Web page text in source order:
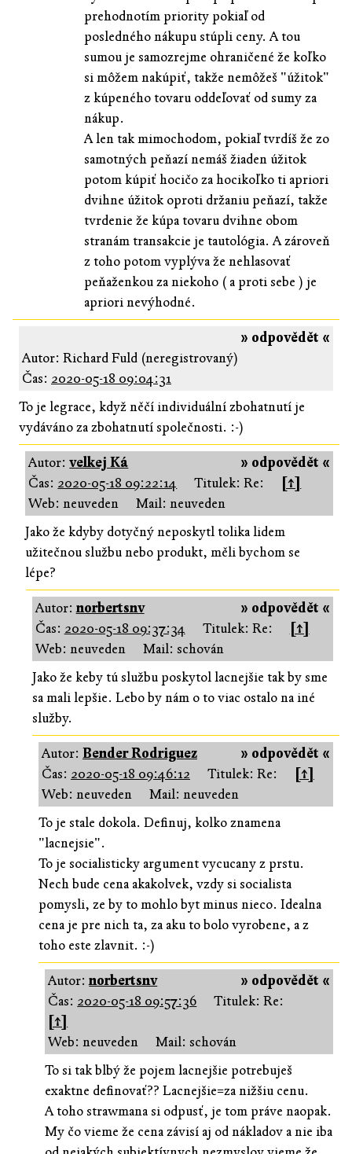
prehodnotím priority pokiaľ od
posledného nákupu stúpli ceny. A tou
sumou je samozrejme ohraničené že koľko
si môžem nakúpiť, takže nemôžeš "úžitok"
z kúpeného tovaru oddeľovať od sumy za
nákup.
A len tak mimochodom, pokiaľ tvrdíš že zo
samotných peňazí nemáš žiaden úžitok
potom kúpiť hocičo za hocikoľko ti apriori
dvihne úžitok oproti držaniu peňazí, takže
tvrdenie že kúpa tovaru dvihne obom
stranám transakcie je tautológia. A zároveň
z toho potom vyplýva že nehlasovať
peňaženkou za niekoho ( a proti sebe ) je
apriori nevýhodné.
» odpovědět «
Autor: Richard Fuld (neregistrovaný)
Čas: 2020-05-18 09:04:31
To je legrace, když něčí individuální zbohatnutí je
vydáváno za zbohatnutí společnosti. :-)
» odpovědět «
Autor:velkej Ká
Čas: 2020-05-18 09:22:14 Titulek: Re:
[↑]
Web: neuveden
Mail: neuveden
Jako že kdyby dotyčný neposkytl tolika lidem
užitečnou službu nebo produkt, měli bychom se
lépe?
» odpovědět «
Autor:norbertsnv
Čas: 2020-05-18 09:37:34 Titulek: Re:
[↑]
Web: neuveden
Mail: schován
Jako že keby tú službu poskytol lacnejšie tak by sme
sa mali lepšie. Lebo by nám o to viac ostalo na iné
služby.
» odpovědět «
Autor: Bender Rodriguez
Čas: 2020-05-18 09:46:12 Titulek: Re:
[↑]
Web: neuveden
Mail: neuveden
To je stale dokola. Definuj, kolko znamena
"lacnejsie".
To je socialisticky argument vycucany z prstu.
Nech bude cena akakolvek, vzdy si socialista
pomysli, ze by to mohlo byt minus nieco. Idealna
cena je pre nich ta, za aku to bolo vyrobene, a z
toho este zlavnit. :-)
» odpovědět «
Autor:norbertsnv
Čas: 2020-05-18 09:57:36
Titulek: Re:
[↑]
Web: neuveden
Mail: schován
To si tak blbý že pojem lacnejšie potrebuješ
exaktne definovať?? Lacnejšie=za nižšiu cenu.
A toho strawmana si odpusť, je tom práve naopak.
My čo vieme že cena závisí aj od nákladov a nie iba